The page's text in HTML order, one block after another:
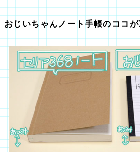
おじいちゃんノート手帳のココ